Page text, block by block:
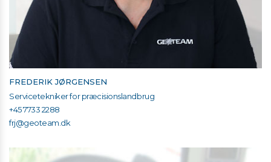
FREDERIK JØRGENSEN
Servicetekniker for præcisionslandbrug
+45 7733 2288
frj@geoteam.dk